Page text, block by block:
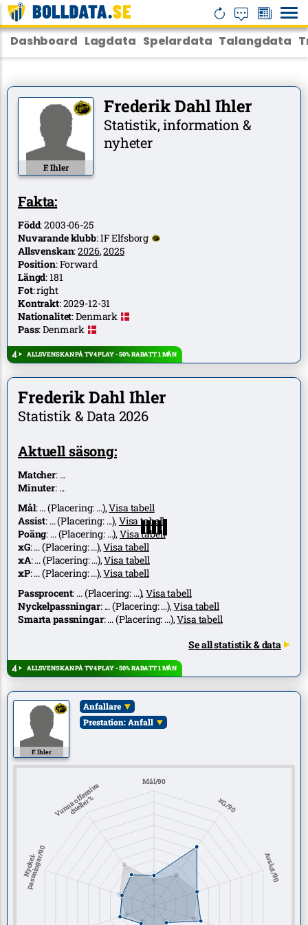
Dashboard Lagdata Spelardata Talangdata
F. Ihler
Frederik Dahl Ihler
Statistik, information &
nyheter
Fakta:
Född:2003-06-25
Nuvarande klubb:IF Elfsborg
Allsvenskan:2026,2025
Position:Forward
Längd:181
Fot:right
Kontrakt:2029-12-31
Nationalitet:Denmark
Pass:Denmark
ALLSVENSKAN PÅ TV4 PLAY - 50% RABATT 1 MÅN
Frederik Dahl Ihler
Statistik & Data 2026
Aktuell säsong:
Matcher: ...
Minuter: ...
Mål:...(Placering: ...),Visa tabell
Assist: ...(Placering: ...),Visa tabell
Poäng: ...(Placering: ...),Visa tabell
xG:...(Placering:...),Visa tabell
xA:...(Placering:...),Visa tabell
xP:...(Placering:...),Visa tabell
Passprocent: ...(Placering: ...),Visa tabell
Nyckelpassningar: ...(Placering:...),Visa tabell
Smarta passningar:...(Placering: ...),Visa tabell
Se all statistik & data
ALLSVENSKAN PÅ TV4 PLAY - 50% RABATT 1 MÅN
F. Ihler
Anfallare
Prestation: Anfall